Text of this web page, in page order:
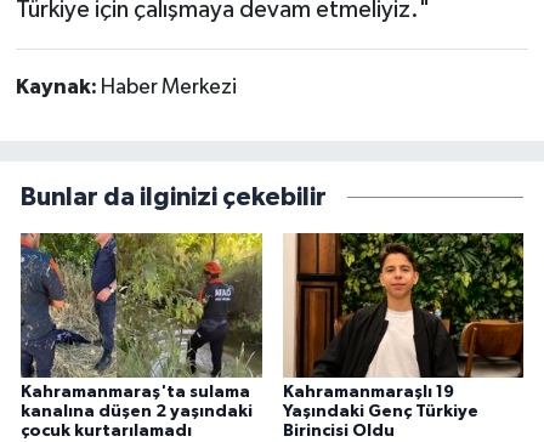
Türkiye için çalışmaya devam etmeliyiz."
Kaynak: Haber Merkezi
Bunlar da ilginizi çekebilir
Kahramanmaraş'ta sulama
kanalına düşen 2 yaşındaki
çocuk kurtarılamadı
Kahramanmaraşlı 19
Yaşındaki Genç Türkiye
Birincisi Oldu